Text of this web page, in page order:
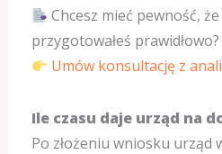
Chcesz mieć pewność,
przygotowałeś prawidłowo?
Umów konsultację z
Ile czasu daje urząd na
Po złożeniu wniosku urząd